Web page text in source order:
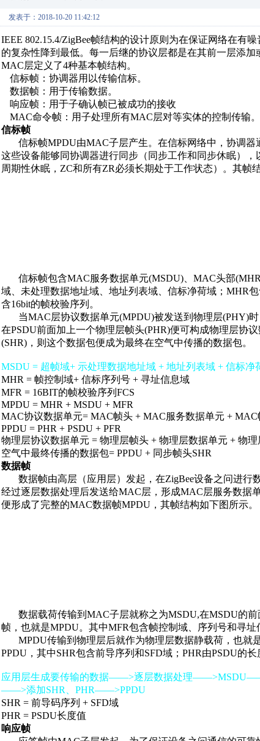
发表于：2018-10-20 11:42:12
IEEE 802.15.4/ZigBee帧结构的设计原则为在保证网络在有
的复杂性降到最低。每一后继的协议层都是在其前一层添加
MAC层定义了4种基本帧结构。
信标帧：协调器用以传输信标。
数据帧：用于传输数据。
响应帧：用于子确认帧已被成功的接收
MAC命令帧：用子处理所有MAC层对等实体的控制传输。
信标帧
信标帧MPDU由MAC子层产生。在信标网络中，协调器
这些设备能够同协调器进行同步（同步工作和同步休眠）
周期性休眠，ZC和所有ZR必须长期处于工作状态）。其帧
信标帧包含MAC服务数据单元(MSDU)、MAC头部
域、未处理数据地址域、地址列表域、信标净荷域；MHR
含16bit的帧校验序列。
当MAC层协议数据单元(MPDU)被发送到物理层(PHY)时
在PSDU前面加上一个物理层帧头(PHR)便可构成物理层协
(SHR)，则这个数据包便成为最终在空气中传播的数据包。
MSDU = 超帧域+ 示处理数据地址域 + 地址列表域 + 信标净
MHR = 帧控制域+ 信标序列号 + 寻址信息域
MFR = 16BIT的帧校验序列FCS
MPDU = MHR + MSDU + MFR
MAC协议数据单元= MAC帧头 + MAC服务数据单元 + MAC
PPDU = PHR + PSDU + PFR
物理层协议数据单元 = 物理层帧头 + 物理层数据单元 + 物理
空气中最终传播的数据包= PPDU + 同步帧头SHR
数据帧
数据帧由高层（应用层）发起，在ZigBee设备之问进行
经过逐层数据处理后发送给MAC层，形成MAC层服务数据
便形成了完整的MAC数据帧MPDU，其帧结构如下图所示。
数据载荷传输到MAC子层就称之为MSDU,在MSDU的前
帧，也就是MPDU。其中MFR包含帧控制域、序列号和寻址
MPDU传输到物理层后就作为物理层数据静载荷，也就
PPDU，其中SHR包含前导序列和SFD域；PHR由PSDU的长
应用层生成要传输的数据——>逐层数据处理
——>添加SHR、PHR——>PPDU
SHR = 前导码序列 + SFD域
PHR = PSDU长度值
响应帧